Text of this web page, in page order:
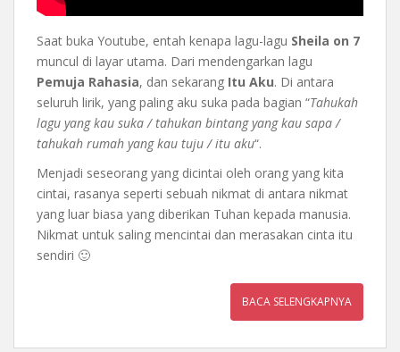
Saat buka Youtube, entah kenapa lagu-lagu Sheila on 7
muncul di layar utama. Dari mendengarkan lagu
Pemuja Rahasia, dan sekarang Itu Aku. Di antara
seluruh lirik, yang paling aku suka pada bagian “Tahukah
lagu yang kau suka / tahukan bintang yang kau sapa /
tahukah rumah yang kau tuju / itu aku“.
Menjadi seseorang yang dicintai oleh orang yang kita
cintai, rasanya seperti sebuah nikmat di antara nikmat
yang luar biasa yang diberikan Tuhan kepada manusia.
Nikmat untuk saling mencintai dan merasakan cinta itu
sendiri 🙂
BACA SELENGKAPNYA